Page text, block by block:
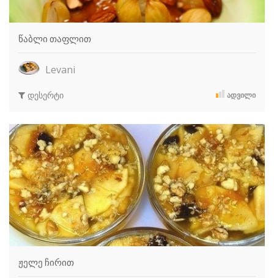
წაბლი თაფლით
Levani
დესერტი ᲐᲓᲕᲘᲚᲘ
ჟელე ჩირით